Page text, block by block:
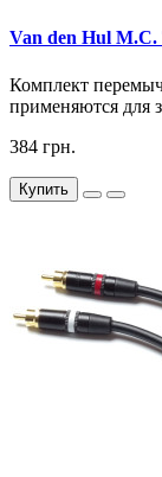
Van den Hul
Комплект
применяются для
384 грн.
Купить